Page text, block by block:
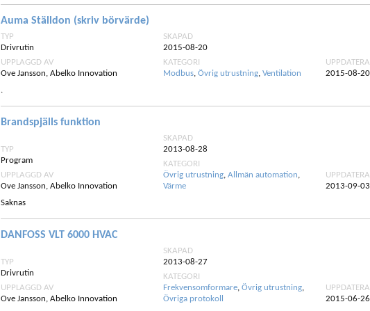
Auma Ställdon (skriv börvärde)
TYP
Drivrutin
UPPLAGGD AV
Ove Jansson, Abelko Innovation
SKAPAD
2015-08-20
KATEGORI
Modbus, Övrig utrustning, Ventilation
2015-08-20
.
Brandspjälls funktion
TYP
Program
UPPLAGGD AV
Ove Jansson, Abelko Innovation
SKAPAD
2013-08-28
KATEGORI
Övrig utrustning, Allmän automation,
Värme
2013-09-03
Saknas
DANFOSS VLT 6000 HVAC
TYP
Drivrutin
UPPLAGGD AV
Ove Jansson, Abelko Innovation
SKAPAD
2013-08-27
KATEGORI
Frekvensomformare, Övrig utrustning,
Övriga protokoll
2015-06-26